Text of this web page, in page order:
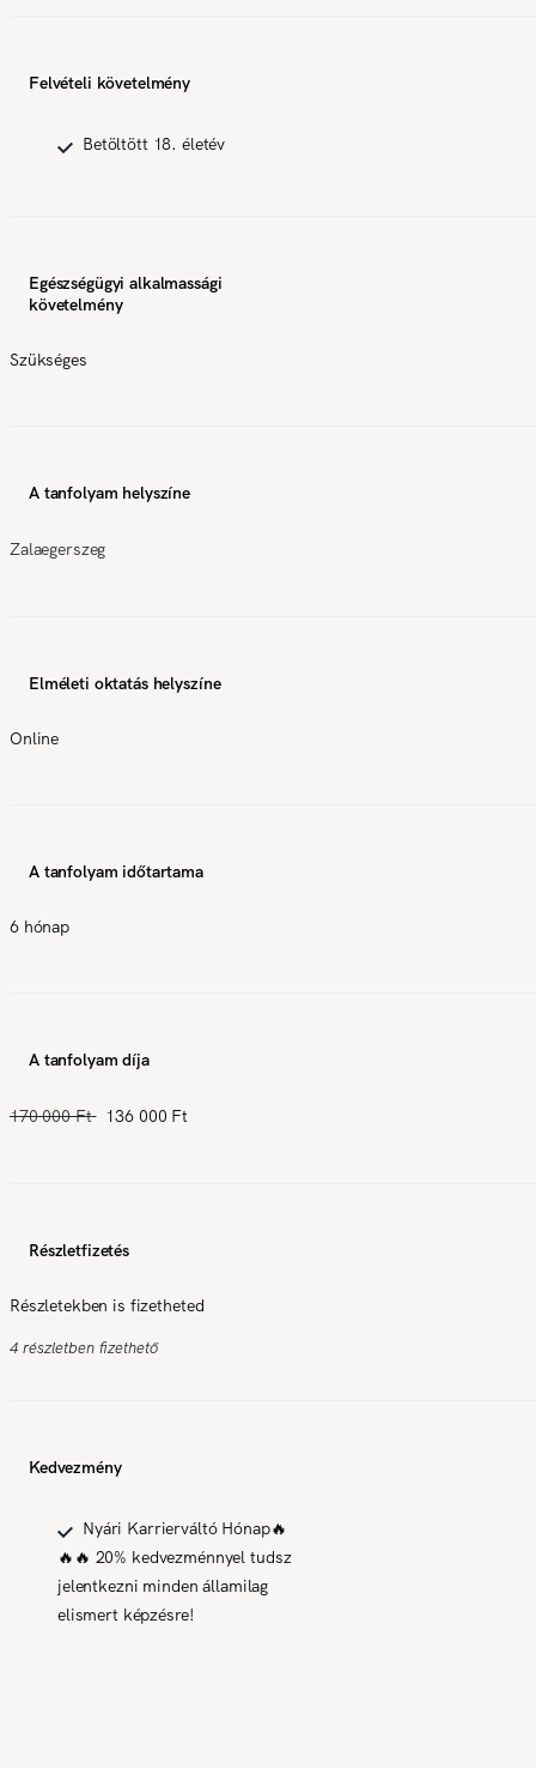
Felvételi követelmény
Betöltött 18. életév
Egészségügyi alkalmassági
követelmény
Szükséges
A tanfolyam helyszíne
Zalaegerszeg
Elméleti oktatás helyszíne
Online
A tanfolyam időtartama
6 hónap
A tanfolyam díja
170 000 Ft 136 000 Ft
Részletfizetés
Részletekben is fizetheted
4 részletben fizethető
Kedvezmény
Nyári Karrierváltó Hónap🔥
🔥🔥 20% kedvezménnyel tudsz
jelentkezni minden államilag
elismert képzésre!